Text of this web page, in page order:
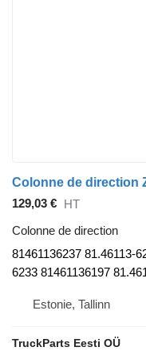
129,03 € HT
Colonne de direction
81461136237 81.46113-
6233 81461136197
Estonie, Tallinn
TruckParts Eesti OÜ